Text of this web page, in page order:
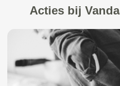
Acties bij